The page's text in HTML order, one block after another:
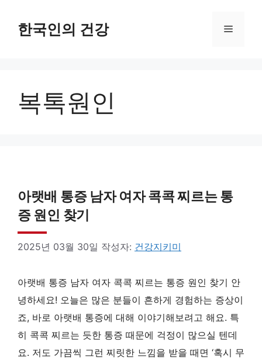
한국인의 건강 메
복톡원인
아랫배 통증 남자 여자 콕콕 찌르는 통
증 원인 찾기
2025년 03월 30일 작성자: 건강지키미
아랫배 통증 남자 여자 콕콕 찌르는 통증 원인 찾기 안
녕하세요! 오늘은 많은 분들이 흔하게 경험하는 증상이
죠, 바로 아랫배 통증에 대해 이야기해보려고 해요. 특
히 콕콕 찌르는 듯한 통증 때문에 걱정이 많으실 텐데
요. 저도 가끔씩 그런 찌릿한 느낌을 받을 때면 ‘혹시 무